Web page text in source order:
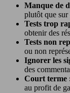
Manque de
plutôt que sur
Tests trop
obtenir des
Tests non
ou non
Ignorer les
des
Court terme
au profit de